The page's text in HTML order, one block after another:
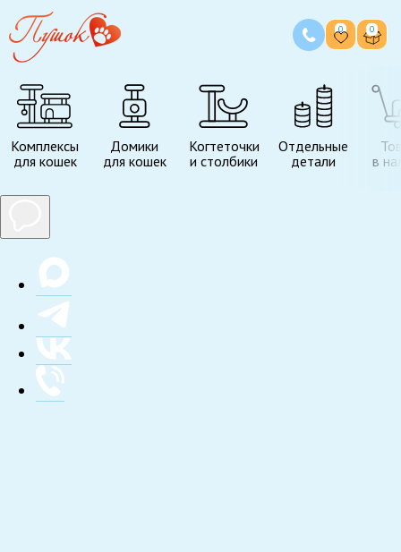
0 0
Комплексы
для кошек
Домики
для кошек
Когтеточки
и столбики
Отдельные
детали
в